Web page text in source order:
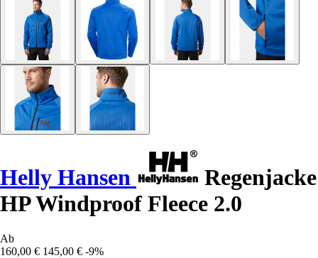
Helly Hansen
Regenjacke
HP Windproof Fleece 2.0
Ab
160,00 € 145,00 € -9%